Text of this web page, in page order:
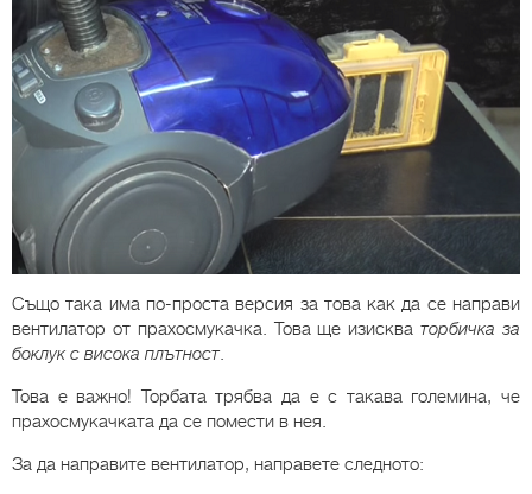
Също така има по-проста версия за това как да се направи
вентилатор от прахосмукачка. Това ще изискваторбичка за
боклук с висока плътност.
Това е важно! Торбата трябва да е с такава големина, че
прахосмукачката да се помести в нея.
За да направите вентилатор, направете следното: